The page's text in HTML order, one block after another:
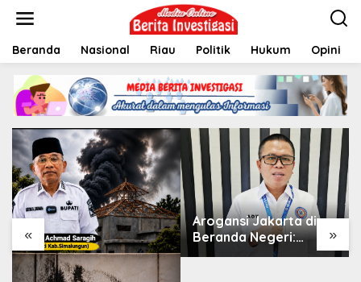
t
Beranda Nasional Riau Politik Hukum Opini
« »
Arogansi Jakarta di
Beranda Negeri:
Catatan dari